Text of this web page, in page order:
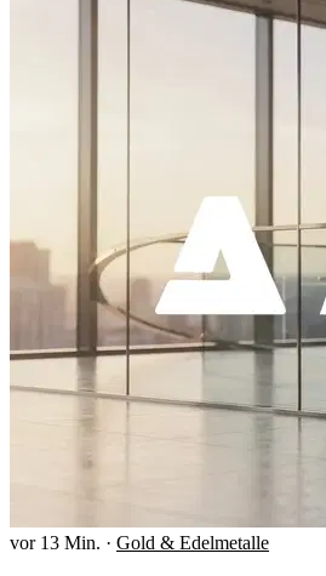
vor 13 Min. · Gold & Edelmetalle